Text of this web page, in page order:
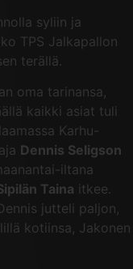
syliin ja
TPS Jalkapallon
terällä.
oma tarinansa,
kaikki asiat tuli
Karhu-
Dennis Seligson
iltana
Taina itkee.
jutteli paljon,
kotiinsa, Jakonen